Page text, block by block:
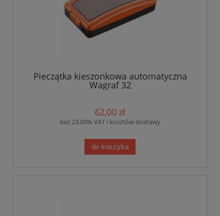
Pieczątka kieszonkowa automatyczna
Wagraf 32
62,00 zł
bez 23.00% VAT i kosztów dostawy
do koszyka